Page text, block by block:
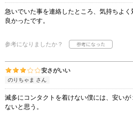
急いでいた事を連絡したところ、気持ちよく
良かったです。
参考になりましたか？
安さがいい
のりちゃま さん
滅多にコンタクトを着けない僕には、安い
ないと思う。